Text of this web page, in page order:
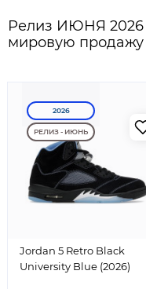
Релиз ИЮНЯ
мировую продажу
2026
РЕЛИЗ - ИЮНЬ
Jordan 5 Retro Black
University Blue (2026)